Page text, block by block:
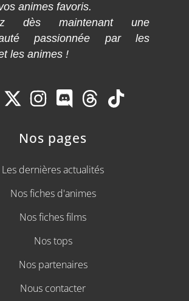
animes favoris.
dès maintenant une
passionnée par les
les animes !
Nos pages
Les dernières actualités
Nos fiches d'animes
Nos fiches films
Nos tops
Nos partenaires
Nous contacter